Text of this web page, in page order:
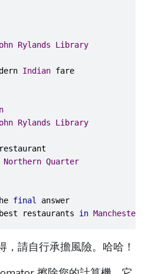
Rylands
Library
Indian fare
Rylands
Library
Northern Quarter
final
answer
restaurants in Manchester
請自行承擔風險。哈哈！